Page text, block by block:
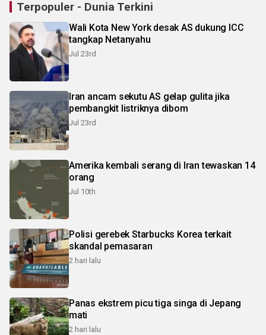
Terpopuler - Dunia Terkini
Wali Kota New York desak AS dukung ICC
tangkap Netanyahu
Jul 23rd
Iran ancam sekutu AS gelap gulita jika
pembangkit listriknya dibom
Jul 23rd
Amerika kembali serang di Iran tewaskan 14
orang
Jul 10th
Polisi gerebek Starbucks Korea terkait
skandal pemasaran
2 hari lalu
Panas ekstrem picu tiga singa di Jepang
mati
2 hari lalu